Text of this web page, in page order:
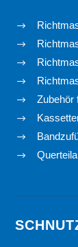
$
$
$
$
$ Zubehör
$
$
$